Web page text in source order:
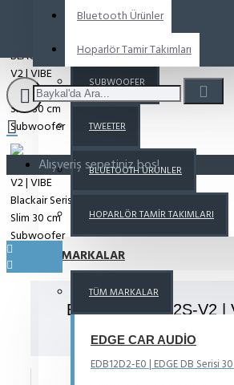
SUBWOOFER
TWEETER
BLUETOOTH ÜRÜNLER
HOPARLÖR TAMIR TAKIMLARI
MARKALAR
TÜM MARKALAR
EDGE CAR AUDIO
EDB12D2-E0 | EDGE DB Serisi
Bluetooth Ürünler
Hoparlör Tamir Takımları
Alışveriş sepetiniz boş!
BLACKAIR12D2S-V2 |